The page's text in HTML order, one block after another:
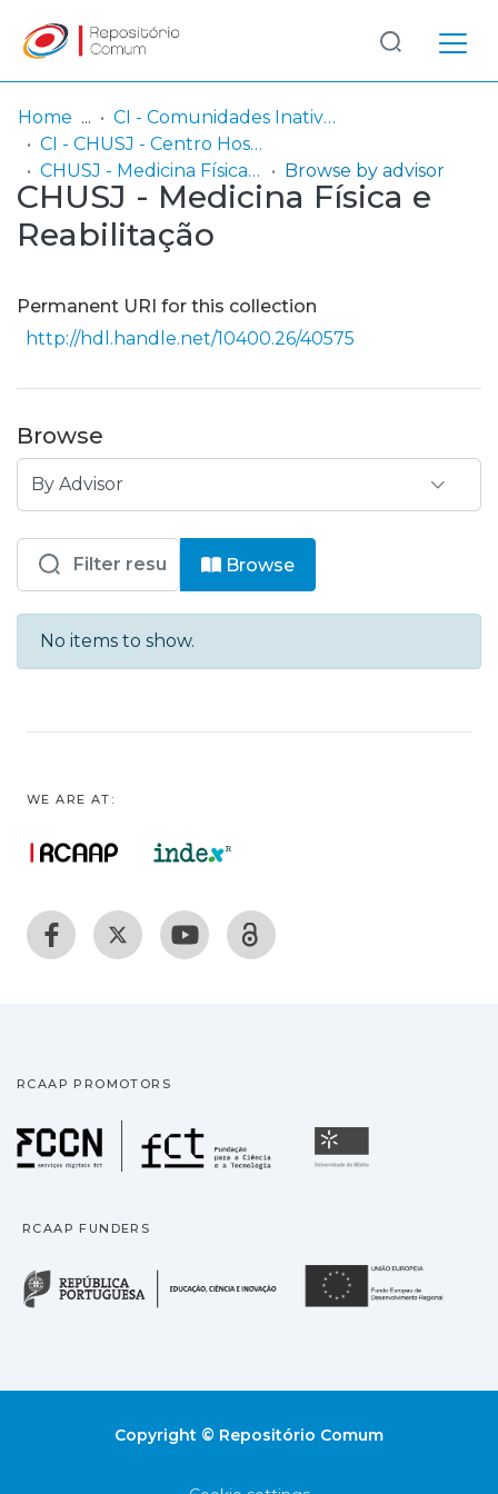
Communities
& Collections
Browse repository
Entities
Log
In
(current)
Home
CI - Comunidades Inativas
CI - CHUSJ - Centro Hospitalar Universitário de São João, EPE
CHUSJ - Medicina Física e Reabilitação
Browse by advisor
CHUSJ - Medicina Física e
Reabilitação
Permanent URI for this collection
http://hdl.handle.net/10400.26/40575
Browse
Browsing CHUSJ - Medicina Física
Browse
No items to show.
WE ARE AT:
RCAAP PROMOTORS
Fundação para a
RCAAP FUNDERS
República Portuguesa
Copyright © Repositório Comum